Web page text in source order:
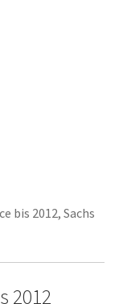
bis 2012, Sachs
2012